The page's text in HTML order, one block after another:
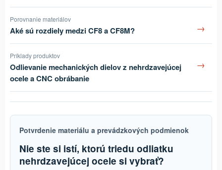
Porovnanie materiálov
Aké sú rozdiely medzi CF8 a CF8M? →
Príklady produktov
Odlievanie mechanických dielov z nehrdzavejúcej
ocele a CNC obrábanie
→
Potvrdenie materiálu a prevádzkových podmienok
Nie ste si istí, ktorú triedu odliatku
nehrdzavejúcej ocele si vybrať?